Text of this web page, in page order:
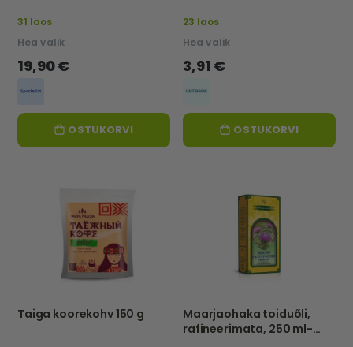
31 laos
Hea valik
19,90 €
OSTUKORVI
23 laos
Hea valik
3,91 €
OSTUKORVI
Taiga koorekohv 150 g
Maarjaohaka toiduõli,
rafineerimata, 250 ml-